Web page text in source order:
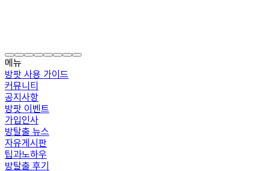
메뉴
방팟 사용 가이드
커뮤니티
공지사항
방팟 이벤트
가입인사
방탈출 뉴스
자유게시판
팁과노하우
방탈출 후기